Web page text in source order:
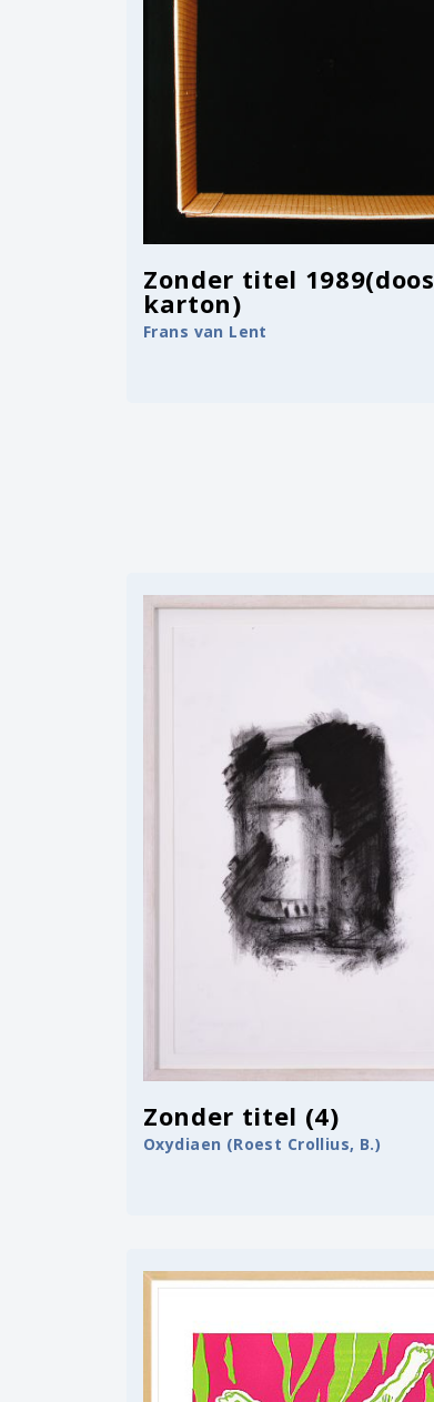
Zonder titel 1989(doos
karton)
Frans van Lent
Zonder titel (4)
Oxydiaen (Roest Crollius, B.)